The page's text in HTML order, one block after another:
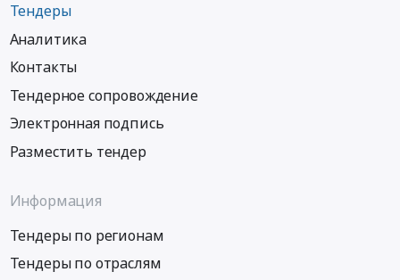
Тендеры
Аналитика
Контакты
Тендерное сопровождение
Электронная подпись
Разместить тендер
Информация
Тендеры по регионам
Тендеры по отраслям